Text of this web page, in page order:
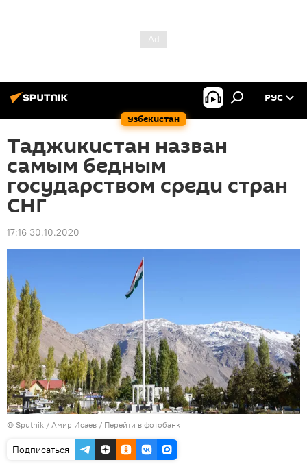
Узбекистан
РУС
Таджикистан назван
самым бедным
государством среди стран
СНГ
17:16 30.10.2020
© Sputnik / Амир Исаев / Перейти в фотобанк
Подписаться